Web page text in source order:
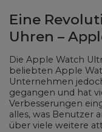
Eine
Uhren –
Die Apple Watch
beliebten Apple
Unternehmen
gegangen und hat
Verbesserungen
alles, was Benutzer
über viele weitere